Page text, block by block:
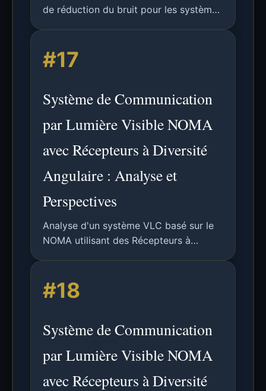
de réduction du bruit pour les systèmes
inspirée de l'ANC, avec évaluation
expérimentale des performances en
#17
Système de Communication
par Lumière Visible NOMA
avec Récepteurs à Diversité
Angulaire : Analyse et
Perspectives
Analyse d'un système VLC basé sur le
NOMA utilisant des Récepteurs à
atténuer les interférences en
environnement intérieur.
#18
Système de Communication
par Lumière Visible NOMA
avec Récepteurs à Diversité